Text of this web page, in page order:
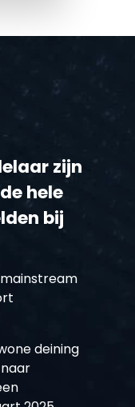
zijn
hele
bij
mainstream
deining